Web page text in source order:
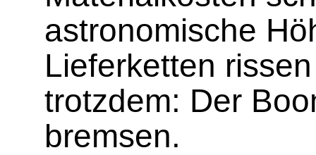
astronomische
Lieferketten
trotzdem: Der
bremsen.